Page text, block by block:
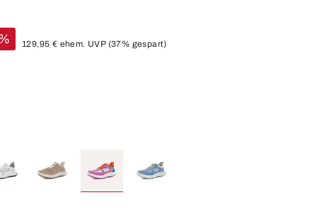
129,95 € ehem. UVP (37% gespart)